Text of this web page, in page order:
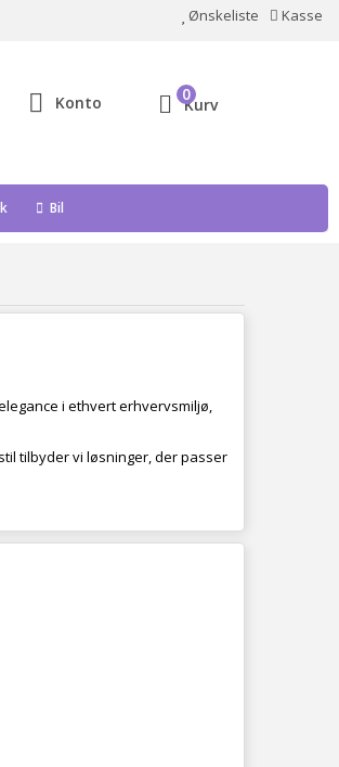
Ønskeliste Kasse
Konto Kurv
0
Bil
i ethvert erhvervsmiljø,
tilbyder vi løsninger, der passer